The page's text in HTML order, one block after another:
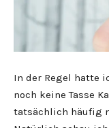
In der Regel hatte
noch keine Tasse
tatsächlich häufig